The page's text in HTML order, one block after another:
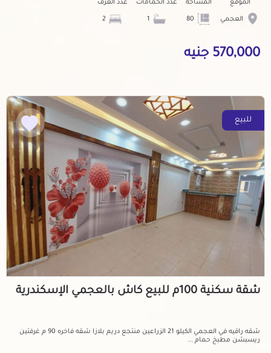
الموقع
العجمي
المساحة عدد الحمامات عدد الغرف
570,000 جنيه
للبيع
شقة سكنية 100م للبيع كاش بالعجمي الإسكندرية
شقه راقيه في العجمي الكيلو 21 الزراعين منتجع دريم بلازا شقه فاخره 90 م غرفتين
ريسبشن مطبخ حمام ...